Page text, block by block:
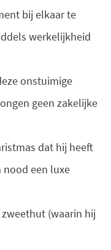
bij elkaar te
werkelijkheid
onstuimige
geen zakelijke
dat hij heeft
nood een luxe
(waarin hij